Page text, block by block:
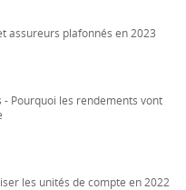
assureurs plafonnés en 2023
- Pourquoi les rendements vont
les unités de compte en 2022